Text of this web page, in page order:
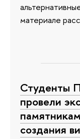
материале
Студенты
провели
создания